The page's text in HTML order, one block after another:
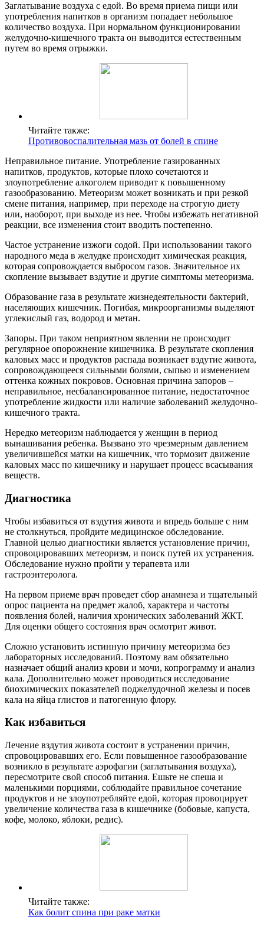
Заглатывание воздуха с едой. Во время приема пищи или
употребления напитков в организм попадает небольшое
количество воздуха. При нормальном функционировании
желудочно-кишечного тракта он выводится естественным
путем во время отрыжки.
Читайте также:
Противовоспалительная мазь от болей в спине
Неправильное питание. Употребление газированных
напитков, продуктов, которые плохо сочетаются и
злоупотребление алкоголем приводит к повышенному
газообразованию. Метеоризм может возникать и при резкой
смене питания, например, при переходе на строгую диету
или, наоборот, при выходе из нее. Чтобы избежать негативной
реакции, все изменения стоит вводить постепенно.
Частое устранение изжоги содой. При использовании такого
народного меда в желудке происходит химическая реакция,
которая сопровождается выбросом газов. Значительное их
скопление вызывает вздутие и другие симптомы метеоризма.
Образование газа в результате жизнедеятельности бактерий,
населяющих кишечник. Погибая, микроорганизмы выделяют
углекислый газ, водород и метан.
Запоры. При таком неприятном явлении не происходит
регулярное опорожнение кишечника. В результате скопления
каловых масс и продуктов распада возникает вздутие живота,
сопровождающееся сильными болями, сыпью и изменением
оттенка кожных покровов. Основная причина запоров –
неправильное, несбалансированное питание, недостаточное
употребление жидкости или наличие заболеваний желудочно-
кишечного тракта.
Нередко метеоризм наблюдается у женщин в период
вынашивания ребенка. Вызвано это чрезмерным давлением
увеличившейся матки на кишечник, что тормозит движение
каловых масс по кишечнику и нарушает процесс всасывания
веществ.
Диагностика
Чтобы избавиться от вздутия живота и впредь больше с ним
не столкнуться, пройдите медицинское обследование.
Главной целью диагностики является установление причин,
спровоцировавших метеоризм, и поиск путей их устранения.
Обследование нужно пройти у терапевта или
гастроэнтеролога.
На первом приеме врач проведет сбор анамнеза и тщательный
опрос пациента на предмет жалоб, характера и частоты
появления болей, наличия хронических заболеваний ЖКТ.
Для оценки общего состояния врач осмотрит живот.
Сложно установить истинную причину метеоризма без
лабораторных исследований. Поэтому вам обязательно
назначает общий анализ крови и мочи, копрограмму и анализ
кала. Дополнительно может проводиться исследование
биохимических показателей поджелудочной железы и посев
кала на яйца глистов и патогенную флору.
Как избавиться
Лечение вздутия живота состоит в устранении причин,
спровоцировавших его. Если повышенное газообразование
возникло в результате аэрофагии (заглатывания воздуха),
пересмотрите свой способ питания. Ешьте не спеша и
маленькими порциями, соблюдайте правильное сочетание
продуктов и не злоупотребляйте едой, которая провоцирует
увеличение количества газа в кишечнике (бобовые, капуста,
кофе, молоко, яблоки, редис).
Читайте также:
Как болит спина при раке матки